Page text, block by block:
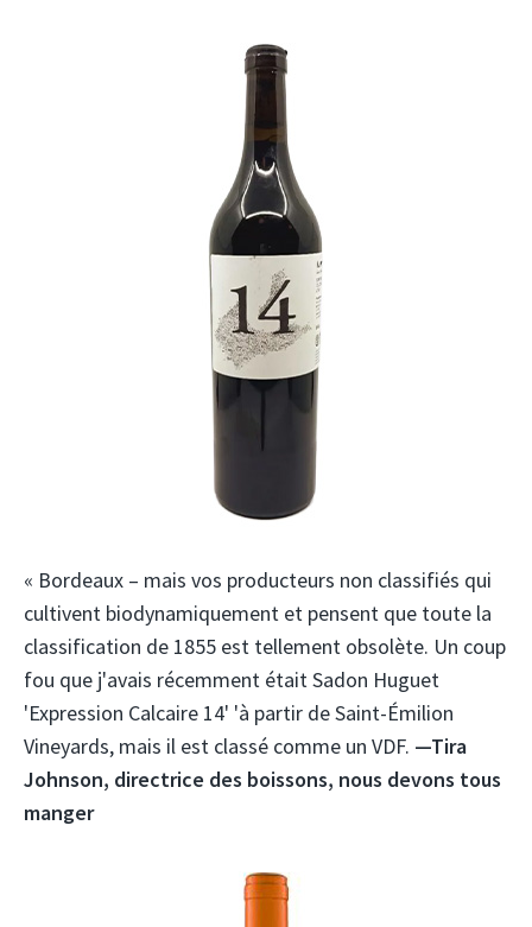
« Bordeaux – mais vos producteurs non classifiés qui
cultivent biodynamiquement et pensent que toute la
classification de 1855 est tellement obsolète. Un coup
fou que j'avais récemment était Sadon Huguet
'Expression Calcaire 14' 'à partir de Saint-Émilion
Vineyards, mais il est classé comme un VDF. —Tira
Johnson, directrice des boissons, nous devons tous
manger